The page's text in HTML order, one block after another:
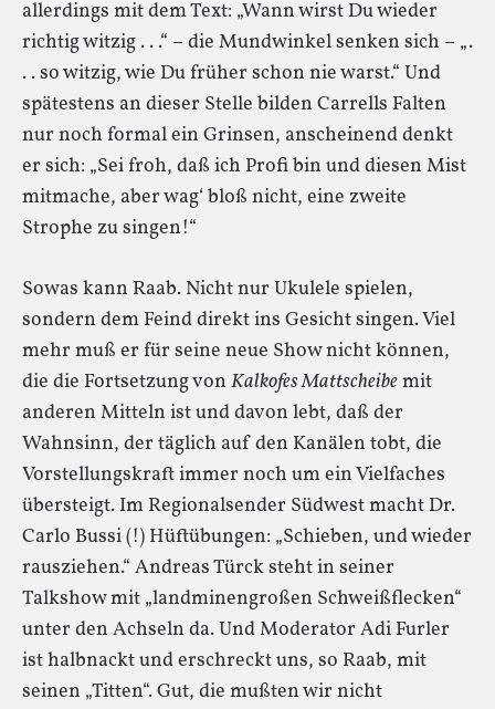
allerdings mit dem Text: „Wann wirst Du wieder
richtig witzig . . .“ – die Mundwinkel senken sich – „.
. . so witzig, wie Du früher schon nie warst.“ Und
spätestens an dieser Stelle bilden Carrells Falten
nur noch formal ein Grinsen, anscheinend denkt
er sich: „Sei froh, daß ich Profi bin und diesen Mist
mitmache, aber wag‘ bloß nicht, eine zweite
Strophe zu singen!“
Sowas kann Raab. Nicht nur Ukulele spielen,
sondern dem Feind direkt ins Gesicht singen. Viel
mehr muß er für seine neue Show nicht können,
die die Fortsetzung von Kalkofes Mattscheibemit
anderen Mitteln ist und davon lebt, daß der
Wahnsinn, der täglich auf den Kanälen tobt, die
Vorstellungskraft immer noch um ein Vielfaches
übersteigt. Im Regionalsender Südwest macht Dr.
Carlo Bussi (!) Hüftübungen: „Schieben, und wieder
rausziehen.“ Andreas Türck steht in seiner
Talkshow mit „landminengroßen Schweißflecken“
unter den Achseln da. Und Moderator Adi Furler
ist halbnackt und erschreckt uns, so Raab, mit
seinen „Titten“. Gut, die mußten wir nicht